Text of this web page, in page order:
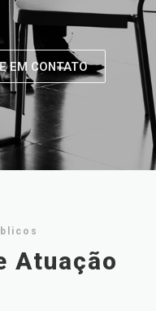
EM CONTATO
Atuação